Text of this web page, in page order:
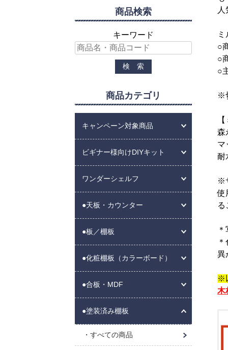
人
○
○
○
※
【
森
マ
耐
※
使
る
＊
異
※
木
商品検索
キーワード
商品カテゴリ
キャンペーン対象商品
ビギナー様向けDIYキット
ワンダーシェルフ
●天板・カウンター
●板／棚板
●化粧棚板（カラーボード）
●合板・MDF
●塗装済み棚板
すべての商品